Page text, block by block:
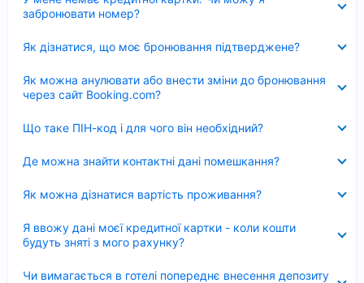
забронювати номер?
Як дізнатися, що моє бронювання підтверджене?
Як можна анулювати або внести зміни до бронювання
через сайт Booking.com?
Що таке ПІН-код і для чого він необхідний?
Де можна знайти контактні дані помешкання?
Як можна дізнатися вартість проживання?
Я ввожу дані моєї кредитної картки - коли кошти
будуть зняті з мого рахунку?
Чи вимагається в готелі попереднє внесення депозиту